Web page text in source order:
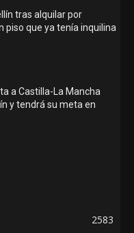
tras alquilar por
piso que ya tenía inquilina
a Castilla-La Mancha
y tendrá su meta en
2583